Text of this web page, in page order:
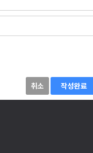
취소 작성완료